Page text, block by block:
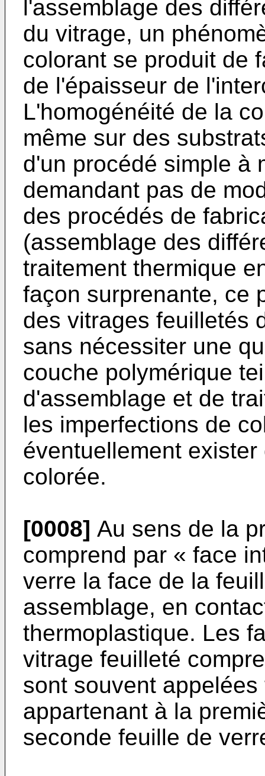
l'assemblage des
du vitrage, un
colorant se produit de
de l'épaisseur de
L'homogénéité de la
même sur des
d'un procédé simple
demandant pas de
des procédés de
(assemblage des
traitement thermique
façon surprenante, ce
des vitrages feuilletés
sans nécessiter une
couche polymérique
d'assemblage et de
les imperfections de
éventuellement
colorée.
[0008] Au sens de la
comprend par « face
verre la face de la
assemblage, en
thermoplastique. Les
vitrage feuilleté
sont souvent
appartenant à la
seconde feuille de